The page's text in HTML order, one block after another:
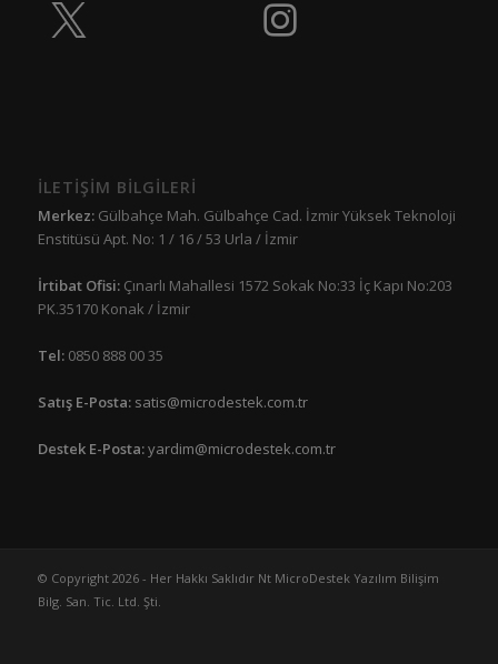
İLETİŞİM BİLGİLERİ
Merkez:Gülbahçe Mah. Gülbahçe Cad. İzmir Yüksek Teknoloji
Enstitüsü Apt. No: 1 / 16 / 53 Urla / İzmir
İrtibat Ofisi: Çınarlı Mahallesi 1572 Sokak No:33 İç Kapı No:203
PK.35170 Konak / İzmir
Tel:0850 888 00 35
Satış E-Posta: satis@microdestek.com.tr
Destek E-Posta:yardim@microdestek.com.tr
© Copyright 2026 - Her Hakkı Saklıdır Nt MicroDestek Yazılım Bilişim
Bilg. San. Tic. Ltd. Şti.